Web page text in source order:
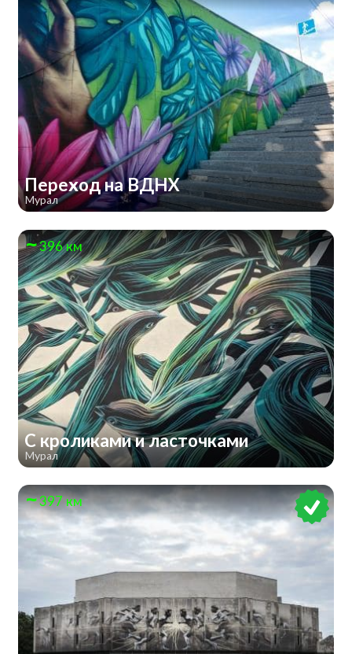
Переход на ВДНХ
Мурал
396 км
С кроликами и ласточками
Мурал
397 км